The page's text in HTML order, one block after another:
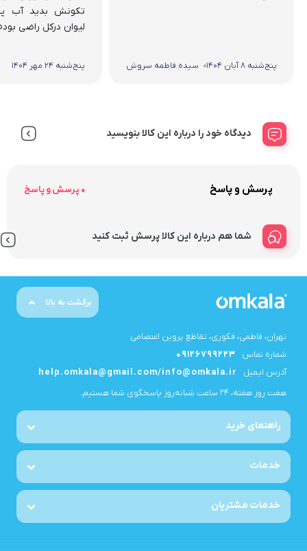
پنج‌شنبه 8 آبان 1404 سیده فاطمه سروش
تکونش بدید آب
لیوان درکل راضی
پنج‌شنبه 24 مهر 1404
دیدگاه خود را درباره این کالا بنویسید
پرسش و پاسخ 0 پرسش و پاسخ
شما هم درباره این کالا پرسش ثبت کنید
برگشت به بالا
تهران، فاطمی، فکوری، تقاطع پروین اعتصامی
شماره تماس
09126799223
آدرس ایمیل
help.omkala@gmail.com/info@omkala.ir
هفت روز هفته، ۲۴ ساعت شبانه‌روز پاسخگوی شما هستیم.
راهنمای خرید
خدمات
خدمات مشتریان